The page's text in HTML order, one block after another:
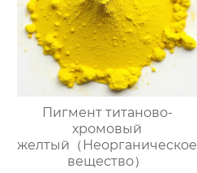
Пигмент титаново-
хромовый
желтый（Неорганическое
вещество）